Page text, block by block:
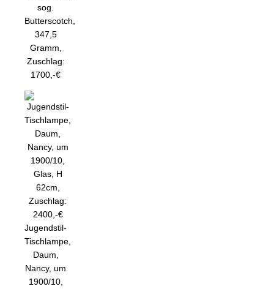
sog.
Butterscotch,
347,5
Gramm,
Zuschlag:
1700,-€
Jugendstil-
Tischlampe,
Daum,
Nancy, um
1900/10,